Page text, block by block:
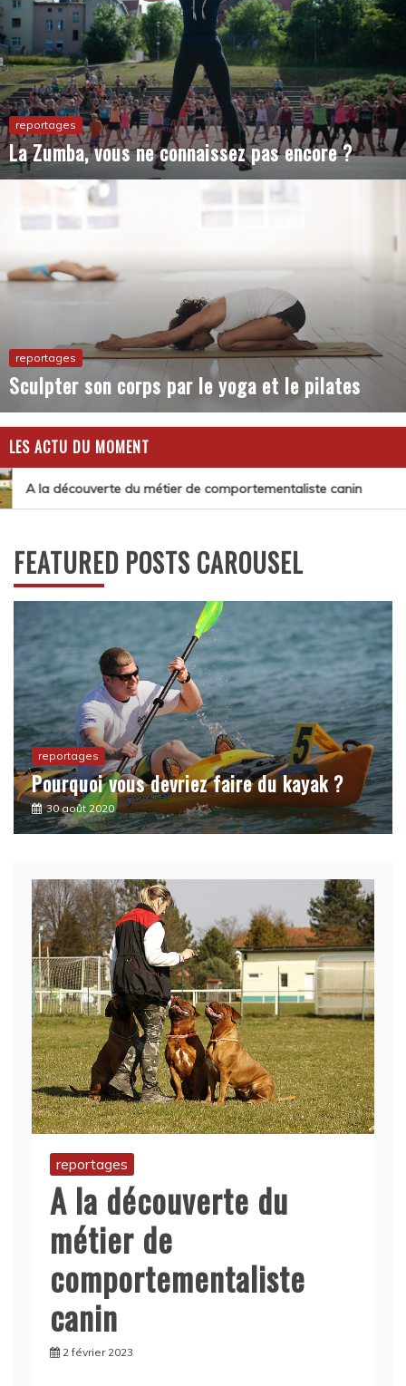
reportages
La Zumba, vous ne connaissez pas encore ?
reportages
Sculpter son corps par le yoga et le pilates
LES ACTU DU MOMENT
A la découverte du métier de comportementaliste canin
FEATURED POSTS CAROUSEL
reportages
La Zumba, vous ne connaissez pas encore
?
7 juillet 2020
reportages
A la découverte du
métier de
comportementaliste
canin
2 février 2023